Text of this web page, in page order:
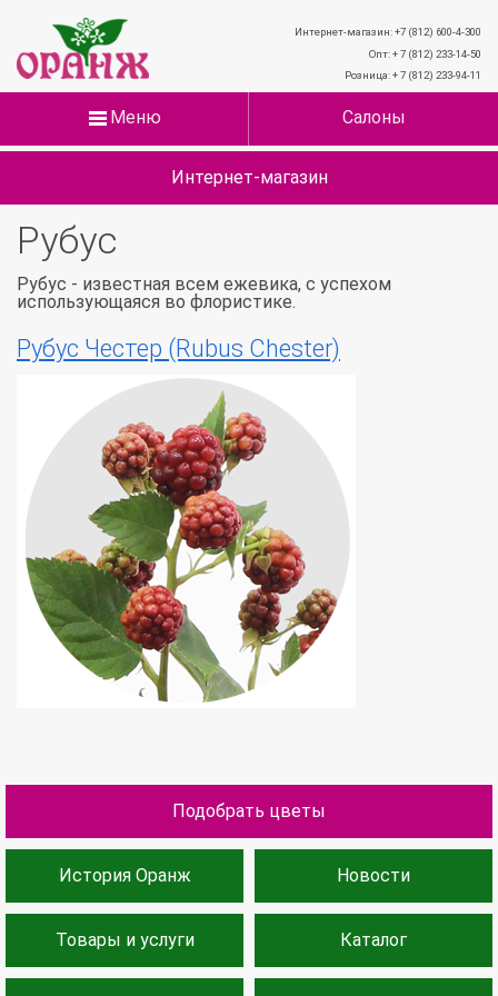
Интернет-магазин: +7 (812) 600-4-300
Опт: + 7 (812) 233-14-50
Розница: + 7 (812) 233-94-11
Меню Салоны
Интернет-магазин
Рубус
Рубус - известная всем ежевика, с успехом
использующаяся во флористике.
Рубус Честер (Rubus Chester)
Подобрать цветы
История Оранж Новости
Товары и услуги Каталог